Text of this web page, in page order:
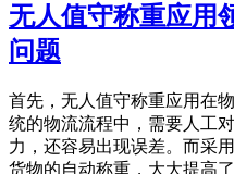
无人值守称重应用
问题
首先，无人值守称重应用在
统的物流流程中，需要人工
力，还容易出现误差。而采
货物的自动称重，大大提高